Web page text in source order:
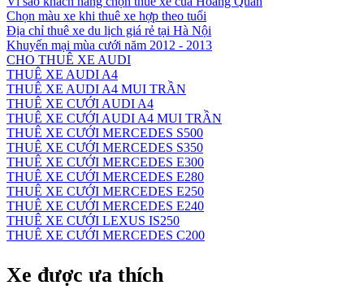
Chọn màu xe khi thuê xe hợp theo tuổi
Địa chỉ thuê xe du lịch giá rẻ tại Hà Nội
Khuyến mại mùa cưới năm 2012 - 2013
CHO THUÊ XE AUDI
THUÊ XE AUDI A4
THUÊ XE AUDI A4 MUI TRẦN
THUÊ XE CƯỚI AUDI A4
THUÊ XE CƯỚI AUDI A4 MUI TRẦN
THUÊ XE CƯỚI MERCEDES S500
THUÊ XE CƯỚI MERCEDES S350
THUÊ XE CƯỚI MERCEDES E300
THUÊ XE CƯỚI MERCEDES E280
THUÊ XE CƯỚI MERCEDES E250
THUÊ XE CƯỚI MERCEDES E240
THUÊ XE CƯỚI LEXUS IS250
THUÊ XE CƯỚI MERCEDES C200
Xe được ưa thích